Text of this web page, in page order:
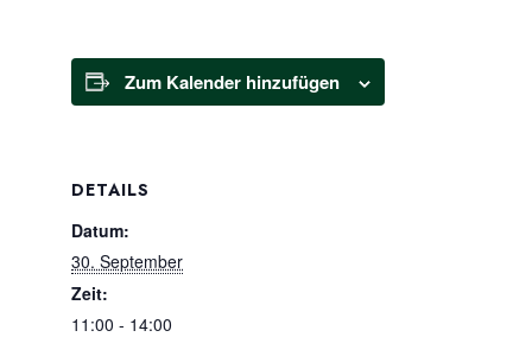
Zum Kalender hinzufügen
DETAILS
Datum:
30. September
Zeit:
11:00 - 14:00